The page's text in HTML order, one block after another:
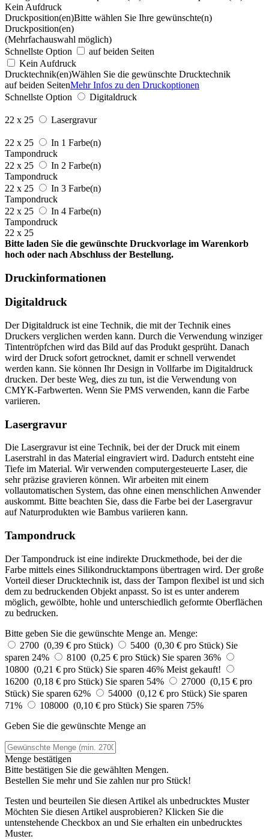
Kein Aufdruck
Druckposition(en)Bitte wählen Sie Ihre gewünschte(n)
Druckposition(en)
(Mehrfachauswahl möglich)
Schnellste Option
auf beiden Seiten
Kein Aufdruck
Drucktechnik(en)Wählen Sie die gewünschte Drucktechnik
auf beiden SeitenMehr Infos zu den Druckoptionen
Schnellste Option
Digitaldruck
22 x 25 Lasergravur
22 x 25
In 1 Farbe(n)
Tampondruck
22 x 25
In 2 Farbe(n)
Tampondruck
22 x 25
In 3 Farbe(n)
Tampondruck
22 x 25
In 4 Farbe(n)
Tampondruck
22 x 25
Bitte laden Sie die gewünschte Druckvorlage im Warenkorb
hoch oder nach Abschluss der Bestellung.
Druckinformationen
Digitaldruck
Der Digitaldruck ist eine Technik, die mit der Technik eines
Druckers verglichen werden kann. Durch die Verwendung winziger
Tintentröpfchen wird das Bild auf das Produkt gesprüht. Danach
wird der Druck sofort getrocknet, damit er schnell verwendet
werden kann. Sie können Ihr Design in Vollfarbe im Digitaldruck
drucken. Der beste Weg, dies zu tun, ist die Verwendung von
CMYK-Farbwerten. Wenn Sie PMS verwenden, kann die Farbe
variieren.
Lasergravur
Die Lasergravur ist eine Technik, bei der der Druck mit einem
Laserstrahl in das Material eingraviert wird. Dadurch entsteht eine
Tiefe im Material. Wir verwenden computergesteuerte Laser, die
sehr präzise gravieren können. Wir arbeiten mit einem
vollautomatischen System, das ohne einen menschlichen Anwender
auskommt. Bitte beachten Sie, dass die Farbe bei der Lasergravur
auf Naturprodukten wie Bambus variieren kann.
Tampondruck
Der Tampondruck ist eine indirekte Druckmethode, bei der die
Farbe mittels eines Silikondrucktampons übertragen wird. Der große
Vorteil dieser Drucktechnik ist, dass der Tampon flexibel ist und sich
dem zu bedruckenden Objekt anpasst. So ist es unter anderem
möglich, gewölbte, hohle und unterschiedlich geformte Oberflächen
zu bedrucken.
Bitte geben Sie die gewünschte Menge an. Menge:
2700 (0,39 € pro Stück)
5400 (0,30 € pro Stück) Sie
sparen 24%
8100 (0,25 € pro Stück) Sie sparen 36%
10800 (0,21 € pro Stück) Sie sparen 46% Meist gekauft!
16200 (0,18 € pro Stück) Sie sparen 54%
27000 (0,15 € pro
Stück) Sie sparen 62% 54000 (0,12 € pro Stück) Sie sparen
71%
108000 (0,10 € pro Stück) Sie sparen 75%
Geben Sie die gewünschte Menge an
Menge bestätigen
Bitte bestätigen Sie die gewählten Mengen.
Bestellen Sie mehr und Sie zahlen nurpro Stück!
Testen und beurteilen Sie diesen Artikel als unbedrucktes Muster
Möchten Sie diesen Artikel ausprobieren? Klicken Sie die
untenstehende Checkbox an und Sie erhalten ein unbedrucktes
Muster.